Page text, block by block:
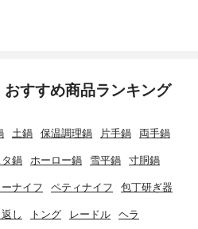
すすめ商品ランキング
土鍋 保温調理鍋 片手鍋 両手鍋
鍋 ホーロー鍋 雪平鍋 寸胴鍋
ナイフ ペティナイフ 包丁研ぎ器
し トング レードル ヘラ